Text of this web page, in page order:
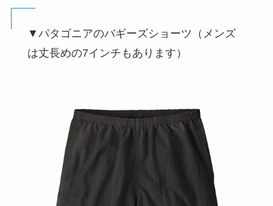
▼パタゴニアのバギーズショーツ（メンズ
は丈長めの7インチもあります）